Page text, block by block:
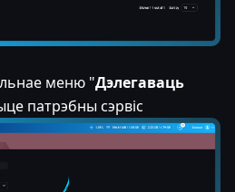
меню "Дэлегаваць
патрэбны сэрвіс